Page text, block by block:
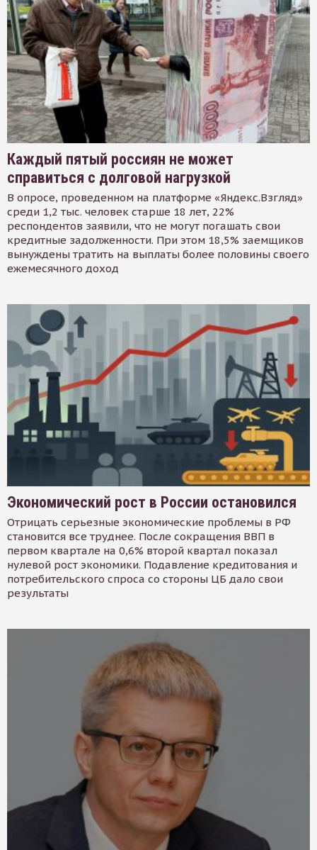
Каждый пятый россиян не может
справиться с долговой нагрузкой
В опросе, проведенном на платформе «Яндекс.Взгляд»
среди 1,2 тыс. человек старше 18 лет, 22%
респондентов заявили, что не могут погашать свои
кредитные задолженности. При этом 18,5% заемщиков
вынуждены тратить на выплаты более половины своего
ежемесячного доход
Экономический рост в России остановился
Отрицать серьезные экономические проблемы в РФ
становится все труднее. После сокращения ВВП в
первом квартале на 0,6% второй квартал показал
нулевой рост экономики. Подавление кредитования и
потребительского спроса со стороны ЦБ дало свои
результаты